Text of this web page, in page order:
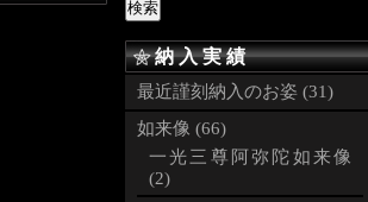
納 入 実 績
最近謹刻納入のお姿 (31)
如来像 (66)
一光三尊阿弥陀如来像
(2)